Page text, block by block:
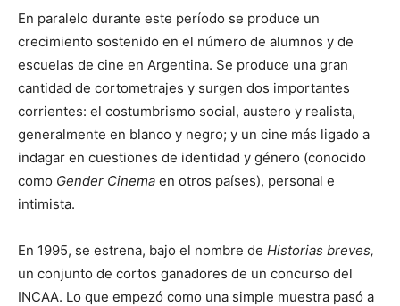
En paralelo durante este período se produce un
crecimiento sostenido en el número de alumnos y de
escuelas de cine en Argentina. Se produce una gran
cantidad de cortometrajes y surgen dos importantes
corrientes: el costumbrismo social, austero y realista,
generalmente en blanco y negro; y un cine más ligado a
indagar en cuestiones de identidad y género (conocido
como Gender Cinema en otros países), personal e
intimista.
En 1995, se estrena, bajo el nombre de Historias breves,
un conjunto de cortos ganadores de un concurso del
INCAA.​ Lo que empezó como una simple muestra pasó a